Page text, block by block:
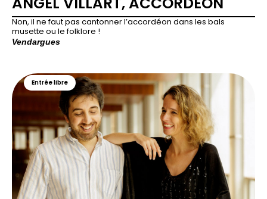
Non, il ne faut pas cantonner l’accordéon dans les bals
musette ou le folklore !
Vendargues
Entrée libre